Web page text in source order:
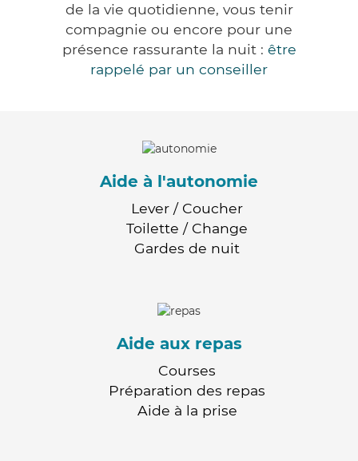
de la vie quotidienne, vous tenir
compagnie ou encore pour une
présence rassurante la nuit : être
rappelé par un conseiller
Aide à l'autonomie
Lever / Coucher
Toilette / Change
Gardes de nuit
Aide aux repas
Courses
Préparation des repas
Aide à la prise